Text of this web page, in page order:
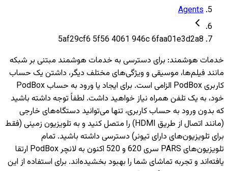
Agents
5af29cf6 5f56 4061 946c 6faa01e3d2a8
خدمات هوشمند: برای دسترسی به خدمات هوشمند مبتنی بر شبکه
مانند فیلم‌ها، موسیقی و ویژگی‌های مختلف دیگر، داشتن یک حساب
کاربری PodBox الزامی است. برای ایجاد یا ورود به حساب PodBox
خود، به یک تلفن همراه نیاز خواهید داشت. لطفاً توجه داشته باشید
که بدون ورود به حساب کاربری، تنها می‌توانید دستگاه‌های خارجی
(مانند اتصال از طریق HDMI) را متصل کنید و به تلویزیون‌ زمینی (فقط
برای تلویزیون‌های دارای تیونر) دسترسی داشته باشید. تمام
تلویزیون‌های PARS سری 620 و 520 اکنون به لانچر PodBox ارتقا
یافته‌اند و تجربه تماشای شما را بهبود بخشیده‌اند. برای استفاده از این